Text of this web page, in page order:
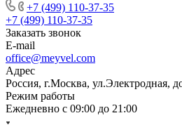
+7 (499) 110-37-35
+7 (499) 110-37-35
Заказать звонок
E-mail
office@meyvel.com
Адрес
Россия, г.Москва, ул.Электродная,
Режим работы
Ежедневно с 09:00 до 21:00